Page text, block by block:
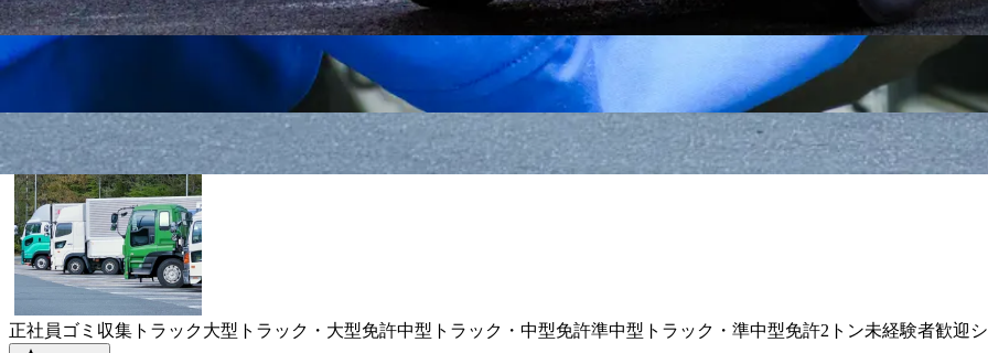
想定給与
月給￥210,000〜￥330,000
勤務地
奈良県大和高田市
正社員 ゴミ収集 トラック大型トラック・大型免許中型トラック・中型免許準中型トラック・準中型免許2トン未経験者歓迎